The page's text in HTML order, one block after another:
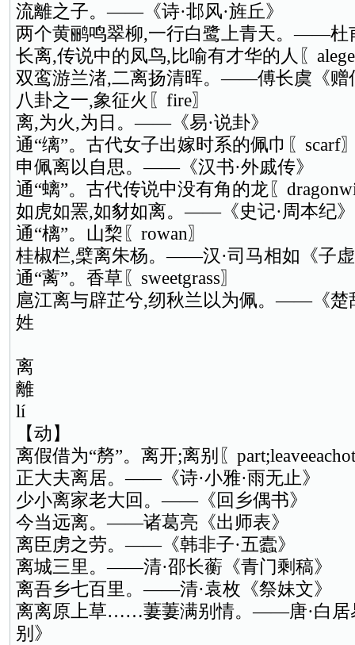
流離之子。——《诗·邶风·旌丘》
两个黄鹂鸣翠柳,一行白鹭上青天。——杜
长离,传说中的凤鸟,比喻有才华的人〖
双鸾游兰渚,二离扬清晖。——傅长虞《赠
八卦之一,象征火〖fire〗
离,为火,为日。——《易·说卦》
通“缡”。古代女子出嫁时系的佩巾〖scarf
申佩离以自思。——《汉书·外戚传》
通“螭”。古代传说中没有角的龙〖
如虎如罴,如豺如离。——《史记·周本纪》
通“樆”。山棃〖rowan〗
桂椒栏,檗离朱杨。——汉·司马相如《子
通“蓠”。香草〖sweetgrass〗
扈江离与辟芷兮,纫秋兰以为佩。——《楚
姓
离
離
lí
【动】
离假借为“剺”。离开;离别〖
正大夫离居。——《诗·小雅·雨无止》
少小离家老大回。——《回乡偶书》
今当远离。——诸葛亮《出师表》
离臣虏之劳。——《韩非子·五蠹》
离城三里。——清·邵长蘅《青门剩稿》
离吾乡七百里。——清·袁枚《祭妹文》
离离原上草……萋萋满别情。——唐·白居
别》